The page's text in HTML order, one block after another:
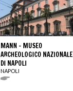
MANN - MUSEO
ARCHEOLOGICO NAZIONALE
DI NAPOLI
NAPOLI